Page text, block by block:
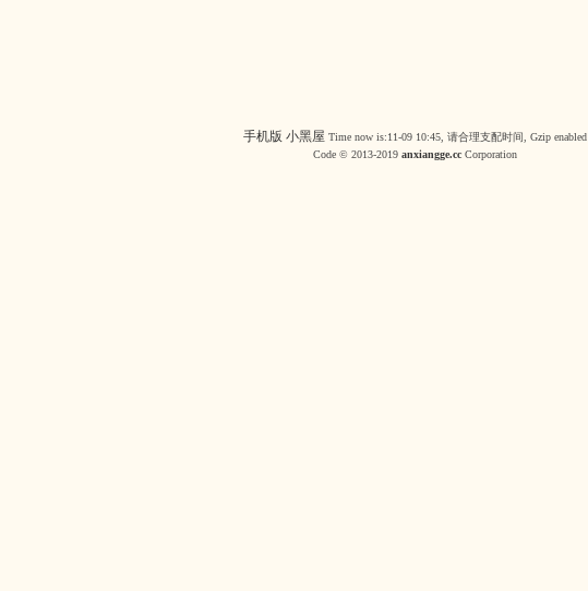
手机版 小黑屋 Time now is:11-09 10:45, 请合理支配时间, Gzip enabled
Code © 2013-2019 anxiangge.ccCorporation